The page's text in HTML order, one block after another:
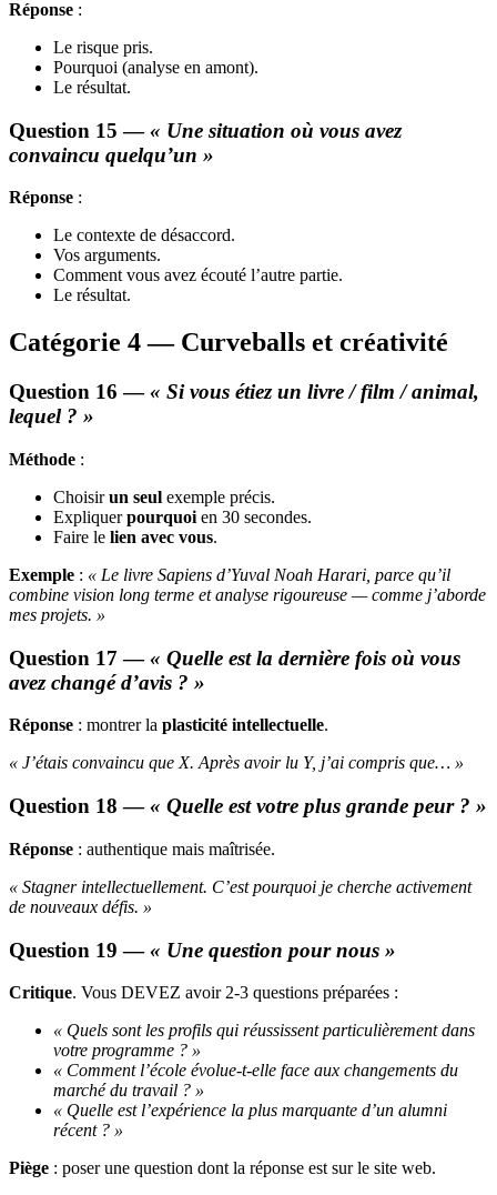
Réponse :
Le risque pris.
Pourquoi (analyse en amont).
Le résultat.
Question 15 —« Une situation où vous avez
convaincu quelqu’un »
Réponse :
Le contexte de désaccord.
Vos arguments.
Comment vous avez écouté l’autre partie.
Le résultat.
Catégorie 4 — Curveballs et créativité
Question 16 —« Si vous étiez un livre / film / animal,
lequel ? »
Méthode :
Choisirun seul exemple précis.
Expliquerpourquoi en 30 secondes.
Faire le lien avec vous.
Exemple : « Le livre Sapiens d’Yuval Noah Harari, parce qu’il
combine vision long terme et analyse rigoureuse — comme j’aborde
mes projets. »
Question 17 —« Quelle est la dernière fois où vous
avez changé d’avis ? »
Réponse : montrer la plasticité intellectuelle.
« J’étais convaincu que X. Après avoir lu Y, j’ai compris que… »
Question 18 —« Quelle est votre plus grande peur ? »
Réponse : authentique mais maîtrisée.
« Stagner intellectuellement. C’est pourquoi je cherche activement
de nouveaux défis. »
Question 19 —« Une question pour nous »
Critique. Vous DEVEZ avoir 2-3 questions préparées :
« Quels sont les profils qui réussissent particulièrement dans
votre programme ? »
« Comment l’école évolue-t-elle face aux changements du
marché du travail ? »
« Quelle est l’expérience la plus marquante d’un alumni
récent ? »
Piège : poser une question dont la réponse est sur le site web.